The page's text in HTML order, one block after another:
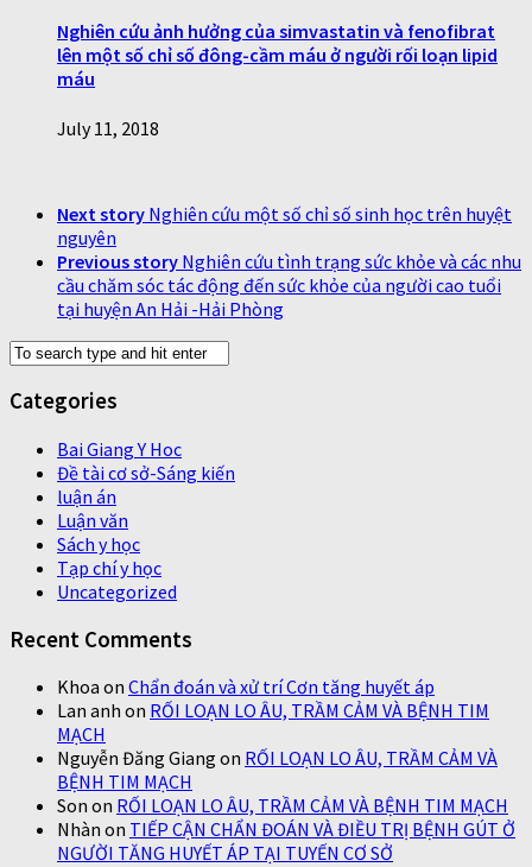
Nghiên cứu ảnh hưởng của simvastatin và fenofibrat
lên một số chỉ số đông-cầm máu ở người rối loạn lipid
máu
July 11, 2018
Next story Nghiên cứu một số chỉ số sinh học trên huyệt
nguyên
Previous story Nghiên cứu tình trạng sức khỏe và các nhu
cầu chăm sóc tác động đến sức khỏe của người cao tuổi
tại huyện An Hải -Hải Phòng
Categories
Bai Giang Y Hoc
Đề tài cơ sở-Sáng kiến
luận án
Luận văn
Sách y học
Tạp chí y học
Uncategorized
Recent Comments
Khoa on Chẩn đoán và xử trí Cơn tăng huyết áp
Lan anh on RỐI LOẠN LO ÂU, TRẦM CẢM VÀ BỆNH TIM
MẠCH
Nguyễn Đăng Giang on RỐI LOẠN LO ÂU, TRẦM CẢM VÀ
BỆNH TIM MẠCH
Son on RỐI LOẠN LO ÂU, TRẦM CẢM VÀ BỆNH TIM MẠCH
Nhàn on TIẾP CẬN CHẨN ĐOÁN VÀ ĐIỀU TRỊ BỆNH GÚT Ở
NGƯỜI TĂNG HUYẾT ÁP TẠI TUYẾN CƠ SỞ